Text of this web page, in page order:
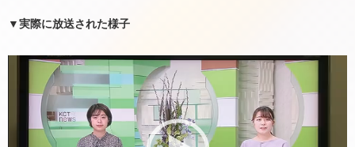
▼実際に放送された様子